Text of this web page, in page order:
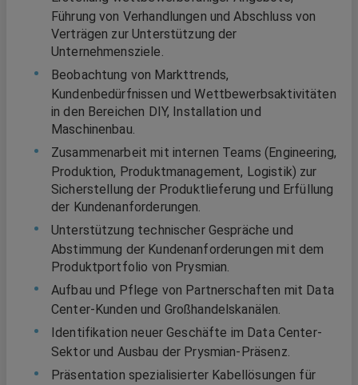
Führung von Verhandlungen und Abschluss von
Verträgen zur Unterstützung der
Unternehmensziele.
Beobachtung von Markttrends,
Kundenbedürfnissen und Wettbewerbsaktivitäten
in den Bereichen DIY, Installation und
Maschinenbau.
Zusammenarbeit mit internen Teams (Engineering,
Produktion, Produktmanagement, Logistik) zur
Sicherstellung der Produktlieferung und Erfüllung
der Kundenanforderungen.
Unterstützung technischer Gespräche und
Abstimmung der Kundenanforderungen mit dem
Produktportfolio von Prysmian.
Aufbau und Pflege von Partnerschaften mit Data
Center-Kunden und Großhandelskanälen.
Identifikation neuer Geschäfte im Data Center-
Sektor und Ausbau der Prysmian-Präsenz.
Präsentation spezialisierter Kabellösungen für